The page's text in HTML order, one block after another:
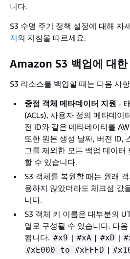
니다.
S3 수명 주기 정책 설정에 대해 자
지의 지침을 따르세요.
Amazon S3 백업에 대
S3 리소스를 백업할 때는 다음 사
중점 객체 메타데이터 지원 -
(ACLs), 사용자 정의 메타데이
전 ID와 같은 메타데이터를
또한 원본 생성 날짜, 버전 ID,
그를 제외한 모든 백업 데이터
할 수 있습니다.
S3 객체를 복원할 때는 원래
용하지 않았더라도 체크섬 값
니다.
S3 객체 키 이름은 대부분의
열로 구성될 수 있습니다. 다
됩니다. #x9 | #xA | #xD |
#xE000 to #xFFFD |